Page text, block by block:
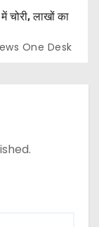
चोरी, लाखों का
One Desk